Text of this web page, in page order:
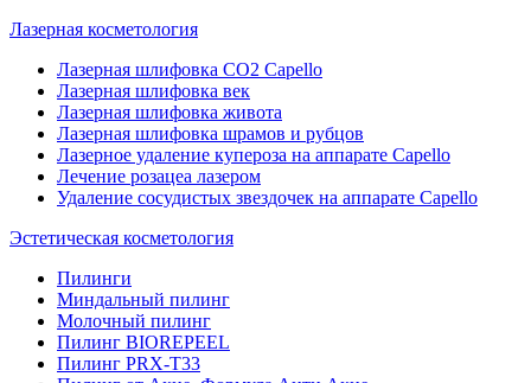
Лазерная косметология
Лазерная шлифовка CO2 Capello
Лазерная шлифовка век
Лазерная шлифовка живота
Лазерная шлифовка шрамов и рубцов
Лазерное удаление купероза на аппарате Capello
Лечение розацеа лазером
Удаление сосудистых звездочек на аппарате Capello
Эстетическая косметология
Пилинги
Миндальный пилинг
Молочный пилинг
Пилинг BIOREPEEL
Пилинг PRX-T33